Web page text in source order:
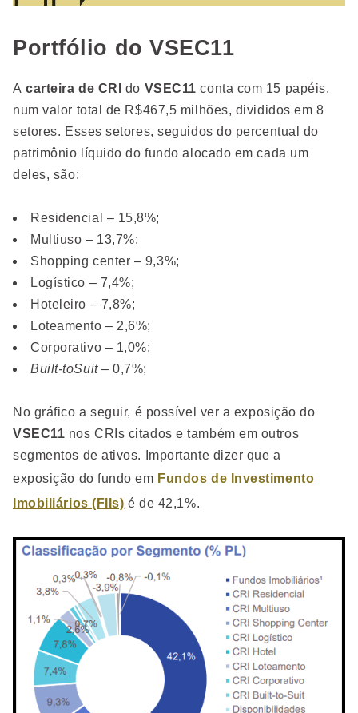
Portfólio do VSEC11
A carteira de CRI do VSEC11 conta com 15 papéis,
num valor total de R$467,5 milhões, divididos em 8
setores. Esses setores, seguidos do percentual do
patrimônio líquido do fundo alocado em cada um
deles, são:
Residencial – 15,8%;
Multiuso – 13,7%;
Shopping center – 9,3%;
Logístico – 7,4%;
Hoteleiro – 7,8%;
Loteamento – 2,6%;
Corporativo – 1,0%;
Built-toSuit– 0,7%;
No gráfico a seguir, é possível ver a exposição do
VSEC11 nos CRIs citados e também em outros
segmentos de ativos. Importante dizer que a
exposição do fundo em Fundos de Investimento
Imobiliários (FIIs) é de 42,1%.